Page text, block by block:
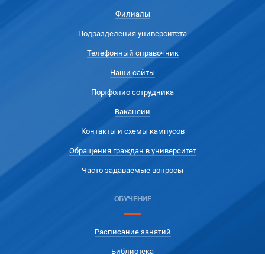
Филиалы
Подразделения университета
Телефонный справочник
Наши сайты
Портфолио сотрудника
Вакансии
Контакты и схемы кампусов
Обращения граждан в университет
Часто задаваемые вопросы
ОБУЧЕНИЕ
Расписание занятий
Библиотека